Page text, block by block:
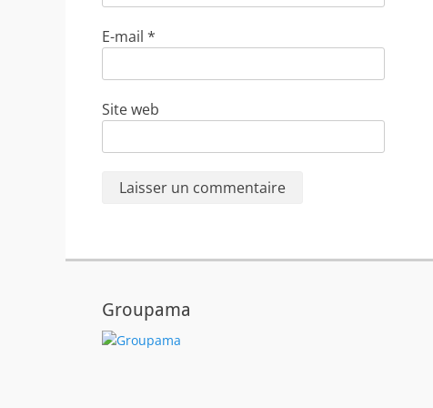
E-mail *
Site web
Groupama